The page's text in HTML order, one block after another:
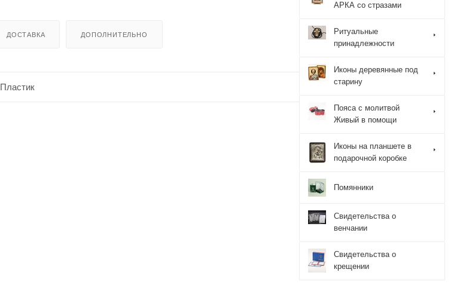
ДОСТАВКА ДОПОЛНИТЕЛЬНО
Пластик
АРКА со стразами
Ритуальные
принадлежности
Иконы деревянные под
старину
Пояса с молитвой
Живый в помощи
Иконы на планшете в
подарочной коробке
Помянники
Свидетельства о
венчании
Свидетельства о
крещении